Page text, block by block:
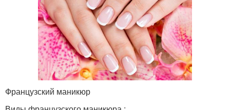
Французский маникюр